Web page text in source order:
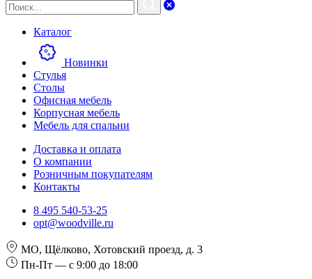
Каталог
Новинки
Стулья
Столы
Офисная мебель
Корпусная мебель
Мебель для спальни
Доставка и оплата
О компании
Розничным покупателям
Контакты
8 495 540-53-25
opt@woodville.ru
МО, Щёлково, Хотовский проезд, д. 3
Пн-Пт — с 9:00 до 18:00